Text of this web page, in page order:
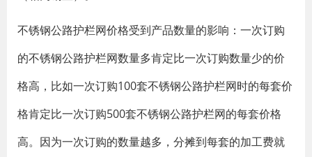
不锈钢公路护栏网价格受到产品数量的影响：一次订购
的不锈钢公路护栏网数量多肯定比一次订购数量少的价
格高，比如一次订购100套不锈钢公路护栏网时的每套价
格肯定比一次订购500套不锈钢公路护栏网的每套价格
高。因为一次订购的数量越多，分摊到每套的加工费就